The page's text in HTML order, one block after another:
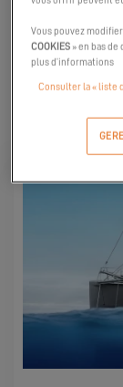
Vous pouvez
COOKIES » en bas
plus d’informations
Consulter la « liste